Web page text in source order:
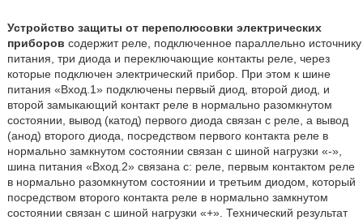
Устройство защиты от переполюсовки электрических
приборов содержит реле, подключенное параллельно источнику
питания, три диода и переключающие контакты реле, через
которые подключен электрический прибор. При этом к шине
питания «Вход.1» подключены первый диод, второй диод, и
второй замыкающий контакт реле в нормально разомкнутом
состоянии, вывод (катод) первого диода связан с реле, а вывод
(анод) второго диода, посредством первого контакта реле в
нормально замкнутом состоянии связан с шиной нагрузки «-»,
шина питания «Вход.2» связана с: реле, первым контактом реле
в нормально разомкнутом состоянии и третьим диодом, который
посредством второго контакта реле в нормально замкнутом
состоянии связан с шиной нагрузки «+». Технический результат